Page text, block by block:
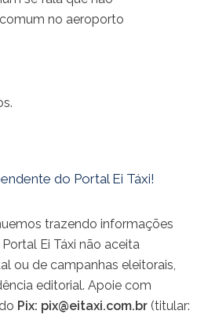
no aeroporto
do Portal Ei Táxi!
trazendo informações
Ei Táxi não aceita
ou de campanhas eleitorais,
editorial. Apoie com
Pix: pix@eitaxi.com.br (titular: